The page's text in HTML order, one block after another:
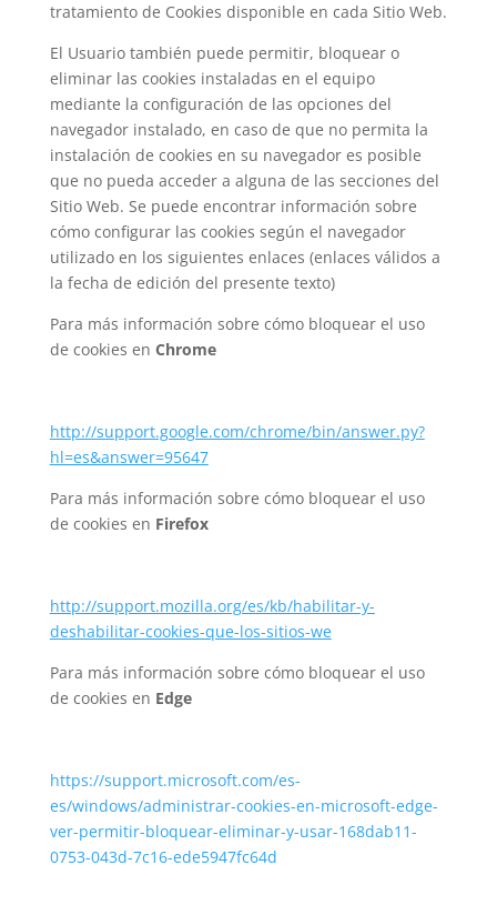
tratamiento de Cookies disponible en cada Sitio Web.
El Usuario también puede permitir, bloquear o
eliminar las cookies instaladas en el equipo
mediante la configuración de las opciones del
navegador instalado, en caso de que no permita la
instalación de cookies en su navegador es posible
que no pueda acceder a alguna de las secciones del
Sitio Web. Se puede encontrar información sobre
cómo configurar las cookies según el navegador
utilizado en los siguientes enlaces (enlaces válidos a
la fecha de edición del presente texto)
Para más información sobre cómo bloquear el uso
de cookies en Chrome
http://support.google.com/chrome/bin/answer.py?
hl=es&answer=95647
Para más información sobre cómo bloquear el uso
de cookies en Firefox
http://support.mozilla.org/es/kb/habilitar-y-
deshabilitar-cookies-que-los-sitios-we
Para más información sobre cómo bloquear el uso
de cookies en Edge
https://support.microsoft.com/es-
es/windows/administrar-cookies-en-microsoft-edge-
ver-permitir-bloquear-eliminar-y-usar-168dab11-
0753-043d-7c16-ede5947fc64d